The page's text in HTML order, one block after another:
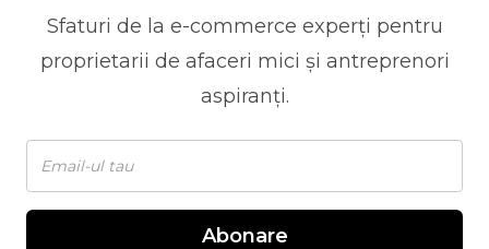
Sfaturi de la e-commerce experți pentru
proprietarii de afaceri mici și antreprenori
aspiranți.
Abonare